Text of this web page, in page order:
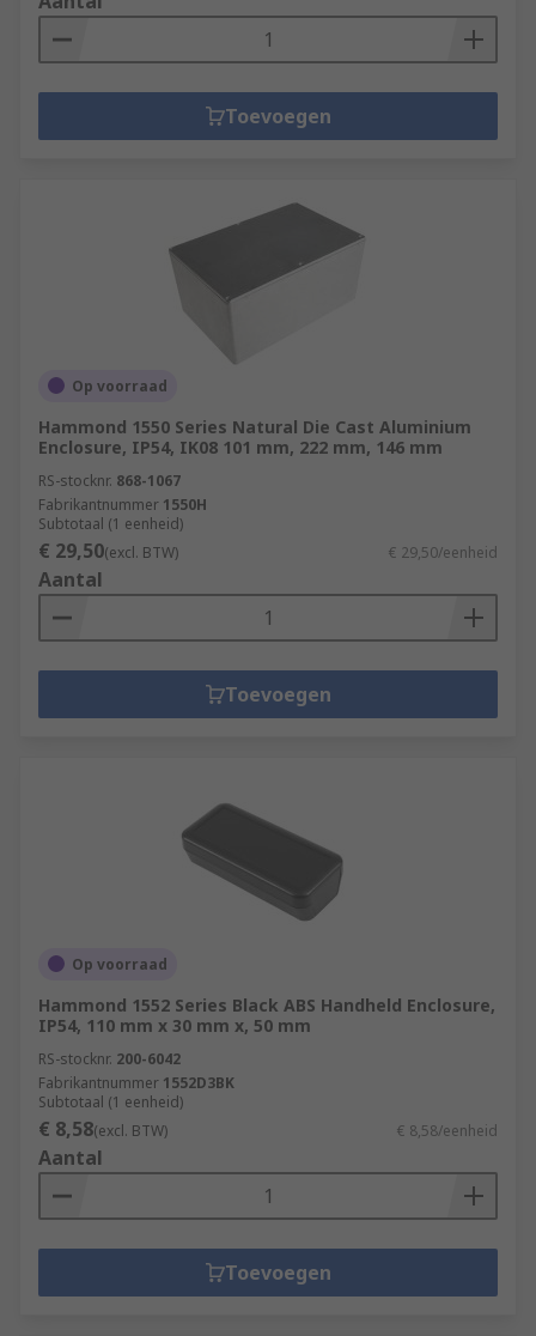
Toevoegen
Op voorraad
Hammond 1550 Series Natural Die Cast Aluminium
Enclosure, IP54, IK08 101 mm, 222 mm, 146 mm
RS-stocknr. 868-1067
Fabrikantnummer 1550H
Subtotaal (1 eenheid)
€ 29,50(excl. BTW) € 29,50/eenheid
Aantal
Toevoegen
Op voorraad
Hammond 1552 Series Black ABS Handheld Enclosure,
IP54, 110 mm x 30 mm x, 50 mm
RS-stocknr. 200-6042
Fabrikantnummer 1552D3BK
Subtotaal (1 eenheid)
€ 8,58(excl. BTW) € 8,58/eenheid
Aantal
Toevoegen